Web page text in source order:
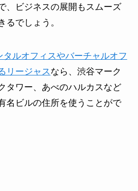
、ビジネスの展開もスムーズ
るでしょう。
ルオフィスやバーチャルオフ
リージャスなら、渋谷マーク
タワー、あべのハルカスなど
名ビルの住所を使うことがで